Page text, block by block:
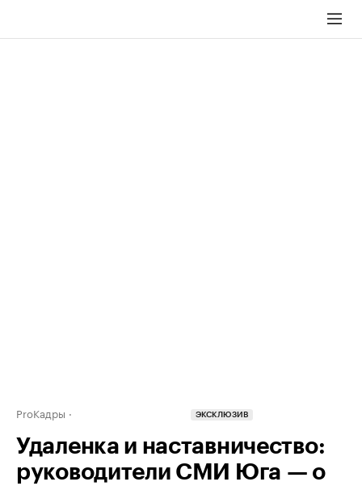
ProКадры ЭКСКЛЮЗИВ
Удаленка и наставничество:
руководители СМИ Юга — о